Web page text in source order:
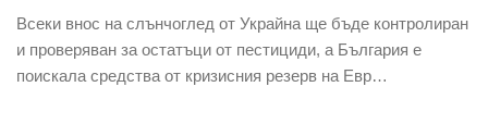
Всеки внос на слънчоглед от Украйна ще бъде контролиран
и проверяван за остатъци от пестициди, а България е
поискала средства от кризисния резерв на Евр…